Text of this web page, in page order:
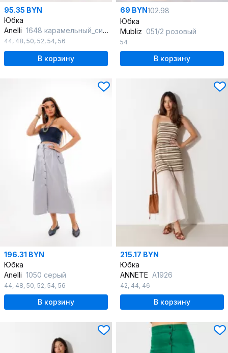
95.35 BYN
Юбка
Anelli 1648 карамельный_силуэт
44, 48, 50, 52, 54, 56
В корзину
69 BYN102.98
Юбка
Mubliz 051/2 розовый
54
В корзину
196.31 BYN
Юбка
Anelli 1050 серый
44, 48, 50, 52, 54, 56
В корзину
215.17 BYN
Юбка
ANNETE A1926
42, 44, 46
В корзину